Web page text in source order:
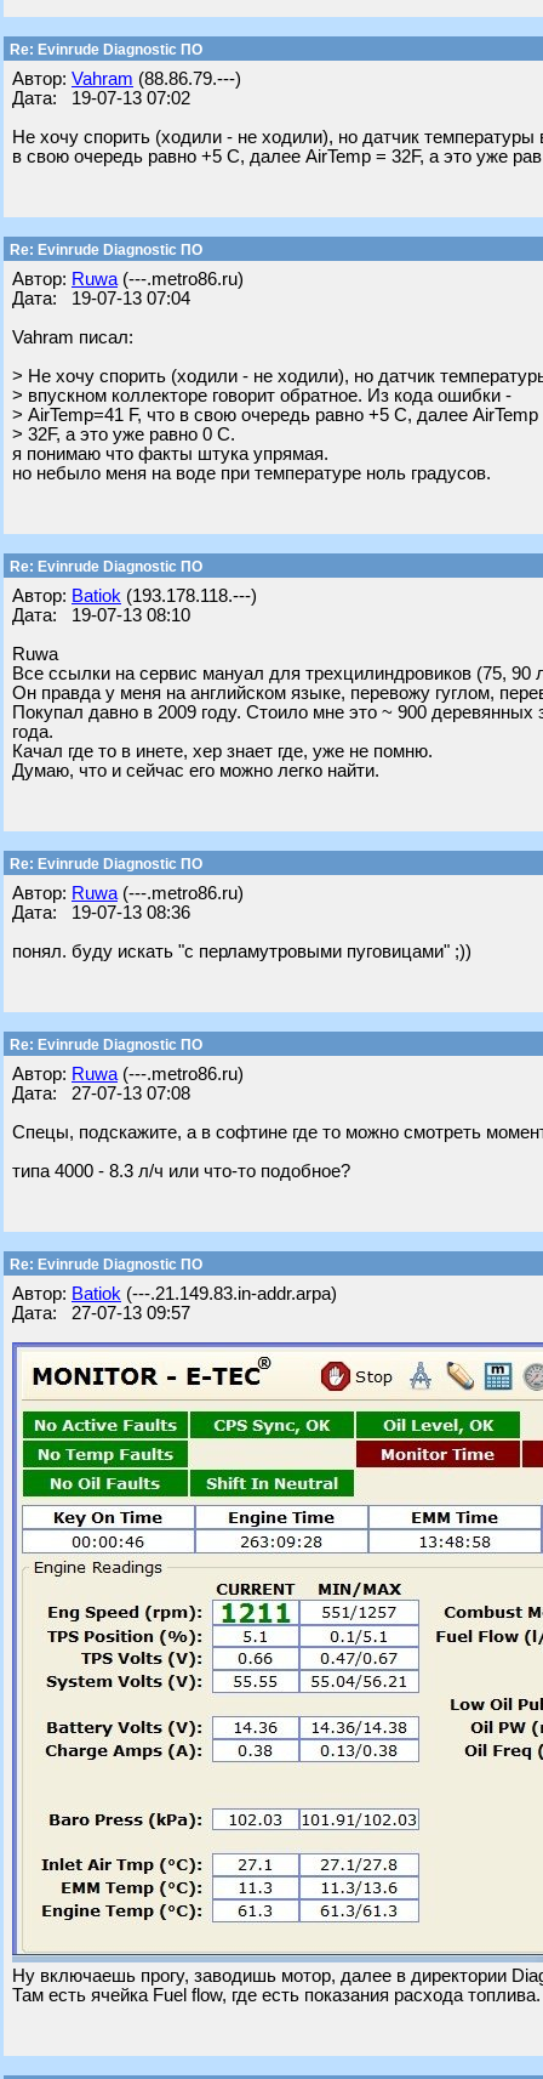
Re: Evinrude Diagnostic ПО
Автор: Vahram (88.86.79.---)
Дата: 19-07-13 07:02
Не хочу спорить (ходили - не ходили), но датчик
в свою очередь равно +5 С, далее AirTemp = 32F, а это уже
Re: Evinrude Diagnostic ПО
Автор: Ruwa (---.metro86.ru)
Дата: 19-07-13 07:04
Vahram писал:
> Не хочу спорить (ходили - не ходили), но датчик
> впускном коллекторе говорит обратное. Из кода ошибки -
> AirTemp=41 F, что в свою очередь равно +5 С, далее AirTemp
> 32F, а это уже равно 0 С.
я понимаю что факты штука упрямая.
но небыло меня на воде при температуре ноль градусов.
Re: Evinrude Diagnostic ПО
Автор: Batiok (193.178.118.---)
Дата: 19-07-13 08:10
Ruwa
Все ссылки на сервис мануал для трехцилиндровиков (75, 90
Он правда у меня на английском языке, перевожу гуглом,
Покупал давно в 2009 году. Стоило мне это ~ 900
года.
Качал где то в инете, хер знает где, уже не помню.
Думаю, что и сейчас его можно легко найти.
Re: Evinrude Diagnostic ПО
Автор: Ruwa (---.metro86.ru)
Дата: 19-07-13 08:36
понял. буду искать "с перламутровыми пуговицами" ;))
Re: Evinrude Diagnostic ПО
Автор: Ruwa (---.metro86.ru)
Дата: 27-07-13 07:08
Спецы, подскажите, а в софтине где то можно смотреть
типа 4000 - 8.3 л/ч или что-то подобное?
Re: Evinrude Diagnostic ПО
Автор: Batiok (---.21.149.83.in-addr.arpa)
Дата: 27-07-13 09:57
Ну включаешь прогу, заводишь мотор, далее в директории
Там есть ячейка Fuel flow, где есть показания расхода топлива.